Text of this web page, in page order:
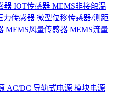
器 IOT传感器 MEMS非接触温
力传感器 微型位移传感器/测距
MEMS风量传感器 MEMS流量
AC/DC 导轨式电源 模块电源